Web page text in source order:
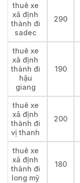
thuê xe
xã định
thành đi
sadec
290
thuê xe
xã định
thành đi
hậu
giang
190
thuê xe
xã định
thành đi
vị thanh
200
thuê xe
xã định
thành đi
long mỹ
180